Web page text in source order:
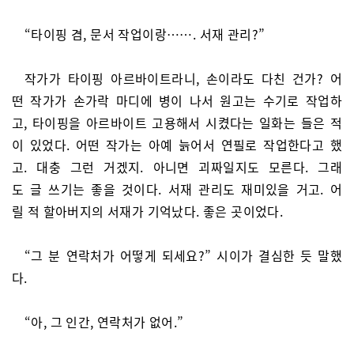
“타이핑 겸, 문서 작업이랑……. 서재 관리?”
작가가 타이핑 아르바이트라니, 손이라도 다친 건가? 어
떤 작가가 손가락 마디에 병이 나서 원고는 수기로 작업하
고, 타이핑을 아르바이트 고용해서 시켰다는 일화는 들은 적
이 있었다. 어떤 작가는 아예 늙어서 연필로 작업한다고 했
고. 대충 그런 거겠지. 아니면 괴짜일지도 모른다. 그래
도 글 쓰기는 좋을 것이다. 서재 관리도 재미있을 거고. 어
릴 적 할아버지의 서재가 기억났다. 좋은 곳이었다.
“그 분 연락처가 어떻게 되세요?” 시이가 결심한 듯 말했
다.
“아, 그 인간, 연락처가 없어.”